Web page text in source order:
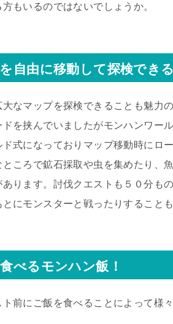
もいるのではないでしょうか。
自由に移動して探検できる
なマップを探検できることも魅力
を挟んでいましたがモンハンワー
式になっておりマップ移動時にロ
ころで鉱石採取や虫を集めたり、
あります。討伐クエストも５０分も
にモンスターと戦ったりすることも
べるモンハン飯！
前にご飯を食べることによって様